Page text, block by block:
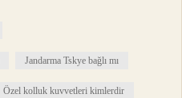
Jandarma Tskye bağlı mı
Özel kolluk kuvvetleri kimlerdir